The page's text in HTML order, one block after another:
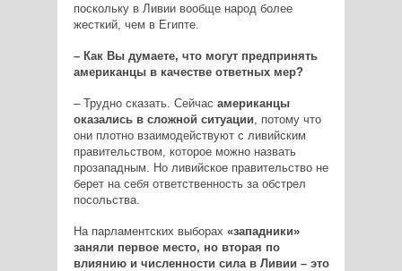
поскольку в Ливии вообще народ более
жесткий, чем в Египте.
– Как Вы думаете, что могут предпринять
американцы в качестве ответных мер?
– Трудно сказать. Сейчас американцы
оказались в сложной ситуации , потому что
они плотно взаимодействуют с ливийским
правительством, которое можно назвать
прозападным. Но ливийское правительство не
берет на себя ответственность за обстрел
посольства.
На парламентских выборах «западники»
заняли первое место, но вторая по
влиянию и численности сила в Ливии – это